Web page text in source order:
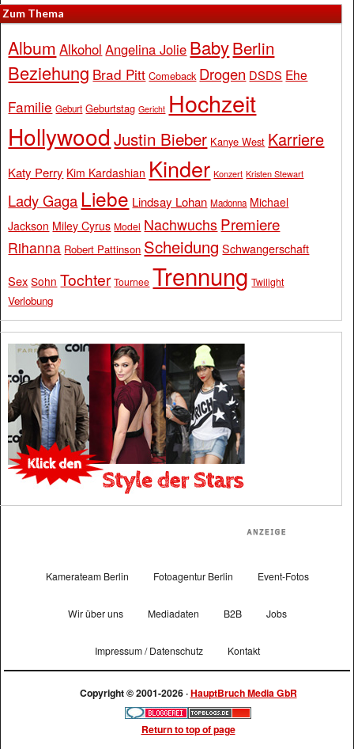
Zum Thema
Album Alkohol Angelina Jolie BabyBerlin
Beziehung Brad Pitt Comeback Drogen DSDS Ehe
Familie Geburt Geburtstag Gericht Hochzeit
Hollywood Justin Bieber Kanye West Karriere
Katy Perry Kim Kardashian Kinder Konzert Kristen Stewart
Lady Gaga Liebe Lindsay Lohan Madonna Michael
Jackson Miley Cyrus Model Nachwuchs Premiere
Rihanna Robert Pattinson Scheidung Schwangerschaft
Sex Sohn Tochter Tournee Trennung Twilight
Verlobung
Kamerateam Berlin Fotoagentur Berlin Event-Fotos
Wir über uns Mediadaten B2B Jobs
Impressum / Datenschutz Kontakt
Copyright © 2001-2026 ·HauptBruch Media GbR
Return to top of page